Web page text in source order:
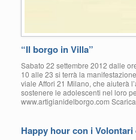
“Il borgo in Villa”
Sabato 22 settembre 2012 dalle
10 alle 23 si terrà la
viale Affori 21 Milano, che aiuterà
sostenere le adolescenti nel loro
www.artigianidelborgo.com
Happy hour con i